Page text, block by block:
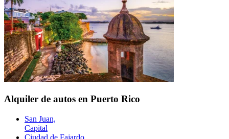
Alquiler de autos en Puerto Rico
San Juan,
Capital
Ciudad de Fajardo,